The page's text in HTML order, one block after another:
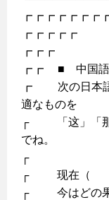
┏┏┏┏┏
┏┏┏
┏┏ ■ 中国語
┏ 次の日本語
適なものを
┌ 「这」「那
でね。
┌
┌ 现在（ ）
┌ 今はどの果